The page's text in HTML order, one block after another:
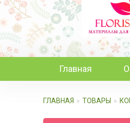
Главная
ГЛАВНАЯ ТОВАРЫ